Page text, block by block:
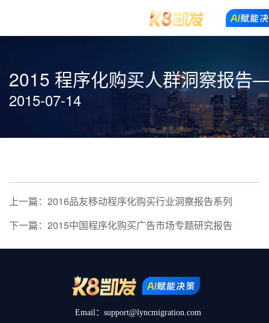
2015 程序化购买人群洞察报
2015-07-14
上一篇：2016品友移动程序化购买行业洞察报告系列
下一篇：2015中国程序化购买广告市场专题研究报告
Email：support@lyncmigration.com